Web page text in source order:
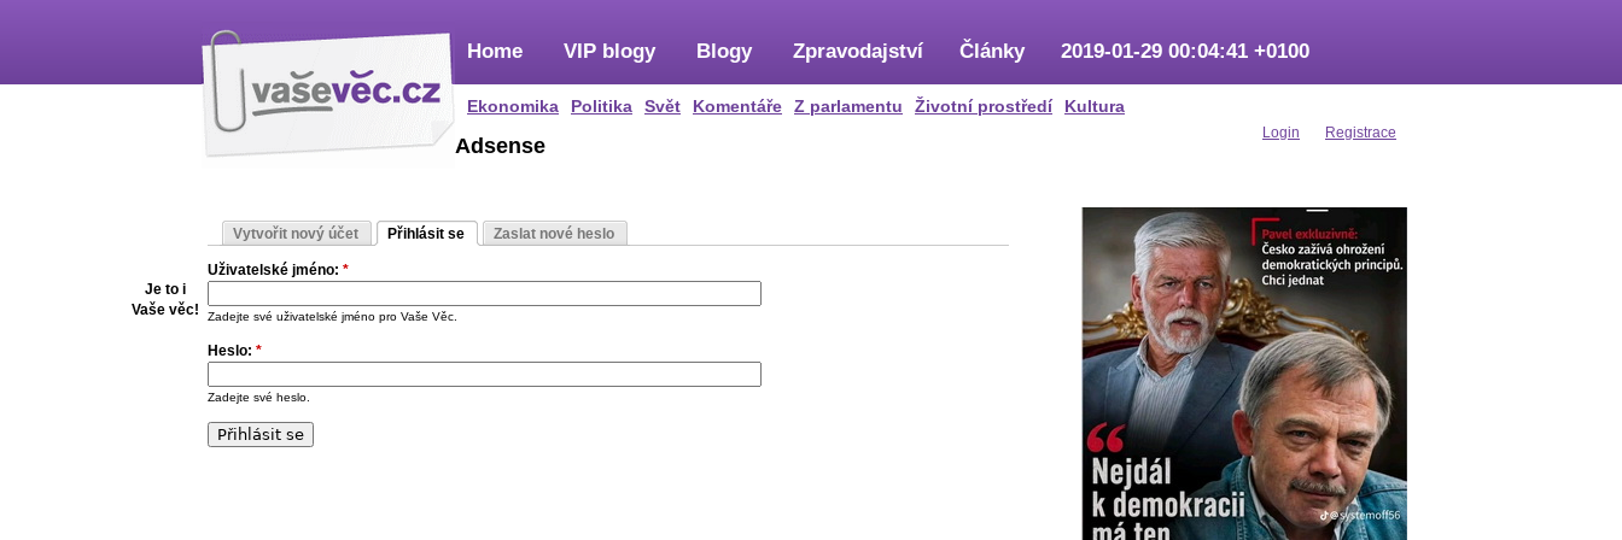
Home
Ekonomika Politika Svět Komentáře Z parlamentu Životní prostředí Kultura
VIP blogy Blogy Zpravodajství Články 2019-01-29 00:04:41 +0100
Login Registrace
Je to i
Vaše věc!
Adsense
Vytvořit nový účet Přihlásit se Zaslat nové heslo
Uživatelské jméno: *
Zadejte své uživatelské jméno pro Vaše Věc.
Heslo: *
Zadejte své heslo.